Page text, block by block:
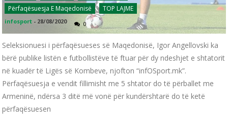
Përfaqësuesja E Maqedonisë
TOP LAJME
infosport - 28/08/2020 0
Seleksionuesi i përfaqësueses së Maqedonisë, Igor Angellovski ka
bërë publike listën e futbollistëve të ftuar për dy ndeshjet e shtatorit
në kuadër të Ligës së Kombeve, njofton “infOSport.mk”.
Përfaqësuesja e vendit fillimisht me 5 shtator do të përballet me
Armeninë, ndërsa 3 ditë më vonë për kundërshtarë do të ketë
përfaqësuesen